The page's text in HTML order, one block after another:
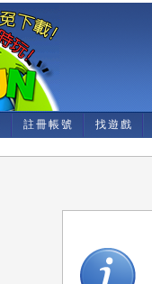
註冊帳號 找遊戲